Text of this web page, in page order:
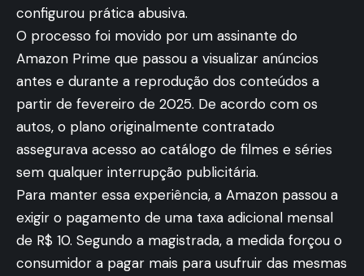
configurou prática abusiva.
O processo foi movido por um assinante do
Amazon Prime que passou a visualizar anúncios
antes e durante a reprodução dos conteúdos a
partir de fevereiro de 2025. De acordo com os
autos, o plano originalmente contratado
assegurava acesso ao catálogo de filmes e séries
sem qualquer interrupção publicitária.
Para manter essa experiência, a Amazon passou a
exigir o pagamento de uma taxa adicional mensal
de R$ 10. Segundo a magistrada, a medida forçou o
consumidor a pagar mais para usufruir das mesmas